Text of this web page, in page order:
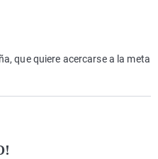
que quiere acercarse a la meta